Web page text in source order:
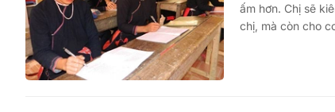
ấm hơn. Chị sẽ
chị, mà còn cho